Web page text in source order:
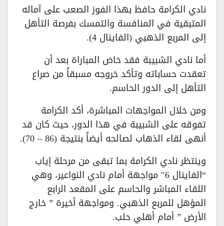
نادي الكرامة حافظ بهذا الفوز الصعب على آماله
المتبقية في المنافسة والتمسك بفرصة التأهل
إلى المربع الذهبي (الفاينال 4).
أما نادي الشبيبة فقد خاض المباراة بعد أن
تعقدت حساباته وتأكد خروجه مسبقاً من صراع
التأهل إلى الدور الحاسم.
ومن خلال المواجهات المباشرة، أكد الكرامة
تفوقه على الشبيبة في هذا الدور، حيث كان قد
أنهى لقاء الذهاب لصالحه أيضاً بنتيجة (86 – 70).
وينتظر نادي الكرامة بما تبقى من مرحلة إياب
“الفاينال 6″ مواجهة أمام نادي النواعير، وهي
اللقاء المباشر والحاسم على المقعد الرابع
المؤهل للمربع الذهبي. ومواجهة أخيرة ” خارج
الأرض ” أمام أهلي حلب.